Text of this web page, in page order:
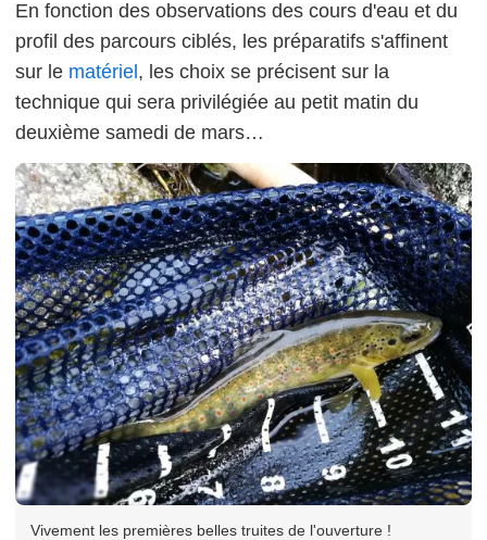
En fonction des observations des cours d'eau et du
profil des parcours ciblés, les préparatifs s'affinent
sur le matériel, les choix se précisent sur la
technique qui sera privilégiée au petit matin du
deuxième samedi de mars…
Vivement les premières belles truites de l'ouverture !